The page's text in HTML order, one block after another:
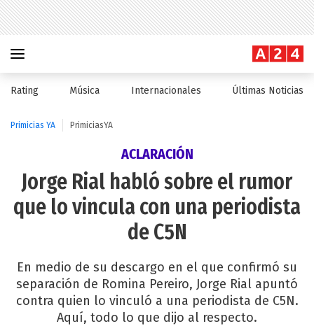
Rating Música Internacionales Últimas Noticias
Primicias YA PrimiciasYA
ACLARACIÓN
Jorge Rial habló sobre el rumor
que lo vincula con una periodista
de C5N
En medio de su descargo en el que confirmó su
separación de Romina Pereiro, Jorge Rial apuntó
contra quien lo vinculó a una periodista de C5N.
Aquí, todo lo que dijo al respecto.